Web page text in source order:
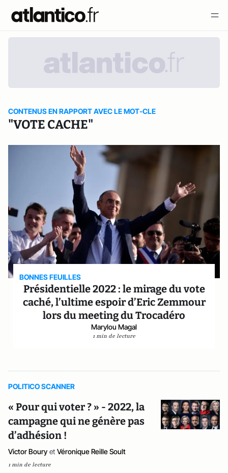
CONTENUS EN RAPPORT AVEC LE MOT-CLE
"VOTE CACHE"
BONNES FEUILLES
Présidentielle 2022 : le mirage du vote
caché, l’ultime espoir d’Eric Zemmour
lors du meeting du Trocadéro
Marylou Magal
1 min de lecture
POLITICO SCANNER
« Pour qui voter ? » - 2022, la
campagne qui ne génère pas
d’adhésion !
Victor Boury et Véronique Reille Soult
1 min de lecture